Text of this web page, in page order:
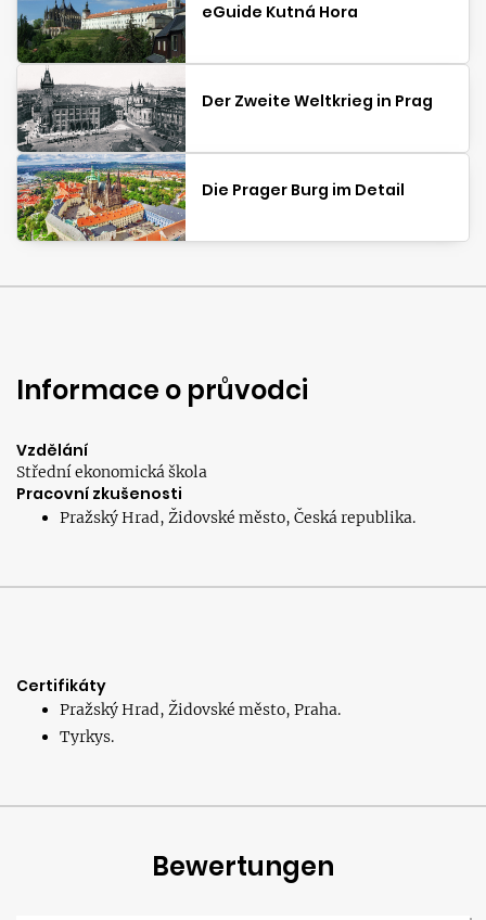
eGuide Kutná Hora
Der Zweite Weltkrieg in Prag
Die Prager Burg im Detail
Informace o průvodci
Vzdělání
Střední ekonomická škola
Pracovní zkušenosti
Pražský Hrad, Židovské město, Česká republika.
Certifikáty
Pražský Hrad, Židovské město, Praha.
Tyrkys.
Bewertungen